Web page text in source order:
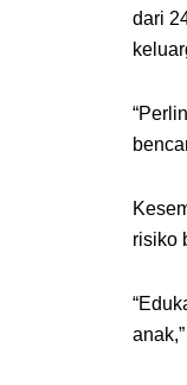
dari
risiko